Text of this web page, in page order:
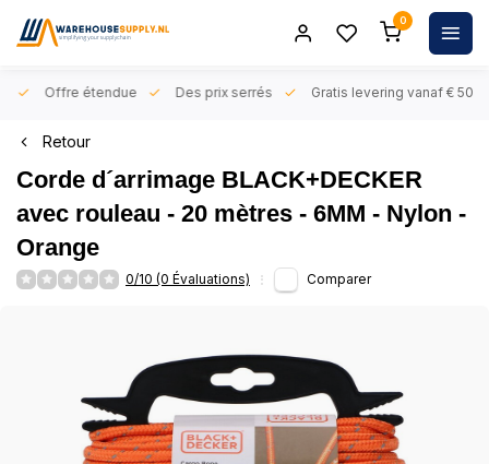
0
Offre étendue Des prix serrés Gratis levering vanaf € 50,-
Retour
Corde d´arrimage BLACK+DECKER
avec rouleau - 20 mètres - 6MM - Nylon -
Orange
0/10 (0 Évaluations) Comparer